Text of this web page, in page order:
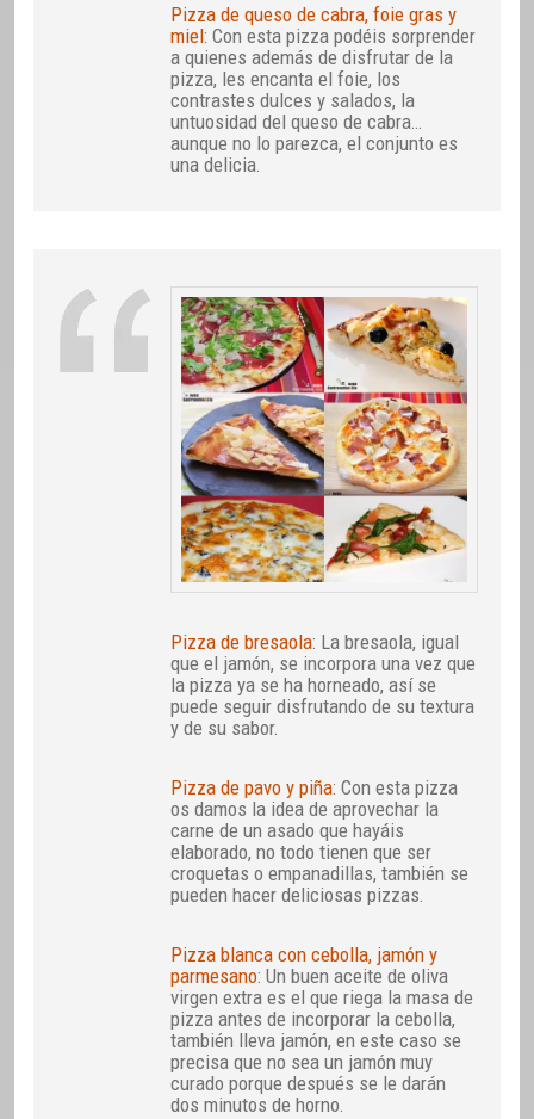
Pizza de queso de cabra, foie gras y
miel: Con esta pizza podéis sorprender
a quienes además de disfrutar de la
pizza, les encanta el foie, los
contrastes dulces y salados, la
untuosidad del queso de cabra…
aunque no lo parezca, el conjunto es
una delicia.
Pizza de bresaola: La bresaola, igual
que el jamón, se incorpora una vez que
la pizza ya se ha horneado, así se
puede seguir disfrutando de su textura
y de su sabor.
Pizza de pavo y piña: Con esta pizza
os damos la idea de aprovechar la
carne de un asado que hayáis
elaborado, no todo tienen que ser
croquetas o empanadillas, también se
pueden hacer deliciosas pizzas.
Pizza blanca con cebolla, jamón y
parmesano: Un buen aceite de oliva
virgen extra es el que riega la masa de
pizza antes de incorporar la cebolla,
también lleva jamón, en este caso se
precisa que no sea un jamón muy
curado porque después se le darán
dos minutos de horno.